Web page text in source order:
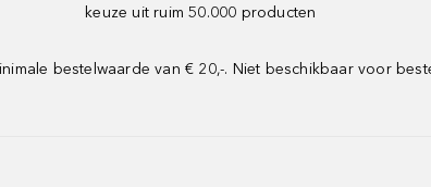
keuze uit ruim 50.000 producten
bestelwaarde van € 20,-. Niet beschikbaar voor